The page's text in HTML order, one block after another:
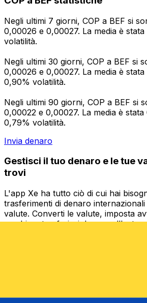
Negli ultimi 7 giorni, COP a BEF si
0,00026 e 0,00027. La media è
volatilità.
Negli ultimi 30 giorni, COP a BEF si
0,00026 e 0,00027. La media è
0,90% volatilità.
Negli ultimi 90 giorni, COP a BEF si
0,00022 e 0,00027. La media è
0,79% volatilità.
Invia denaro
Gestisci il tuo denaro e le tue
trovi
L'app Xe ha tutto ciò di cui hai
trasferimenti di denaro
valute. Converti le valute, imposta
cambio e trasferisci denaro